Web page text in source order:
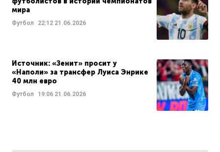
мира
Футбол 22:12 21.06.2026
Источник: «Зенит» просит у
«Наполи» за трансфер Луиса Энрике
40 млн евро
Футбол 19:06 21.06.2026